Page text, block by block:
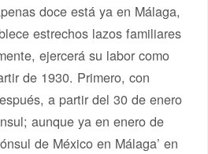
doce está ya en Málaga,
estrechos lazos familiares
ejercerá su labor como
de 1930. Primero, con
a partir del 30 de enero
aunque ya en enero de
de México en Málaga’ en